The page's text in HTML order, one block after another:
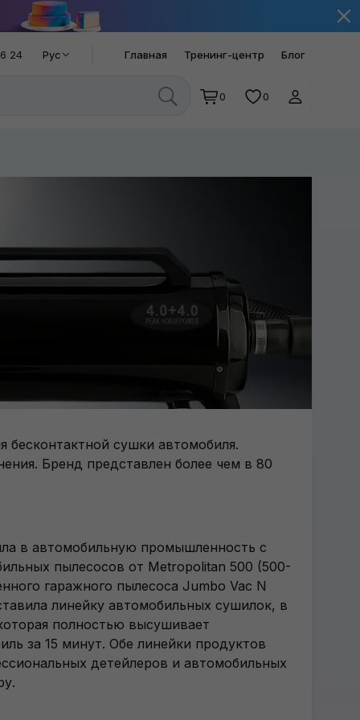
24 Рус Главная Тренинг-центр Блог
0 0
сушки автомобиля.
Бренд представлен более чем в 80
в автомобильную промышленность с
пылесосов от Metropolitan 500 (500-
гаражного пылесоса Jumbo Vac N
линейку автомобильных сушилок, в
полностью высушивает
за 15 минут. Обе линейки продуктов
детейлеров и автомобильных